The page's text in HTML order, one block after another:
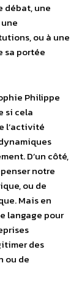
débat, une
ou à une
sa portée
Philippe
si cela
l’activité
D’un côté,
notre
ou de
Mais en
langage pour
des
ou de